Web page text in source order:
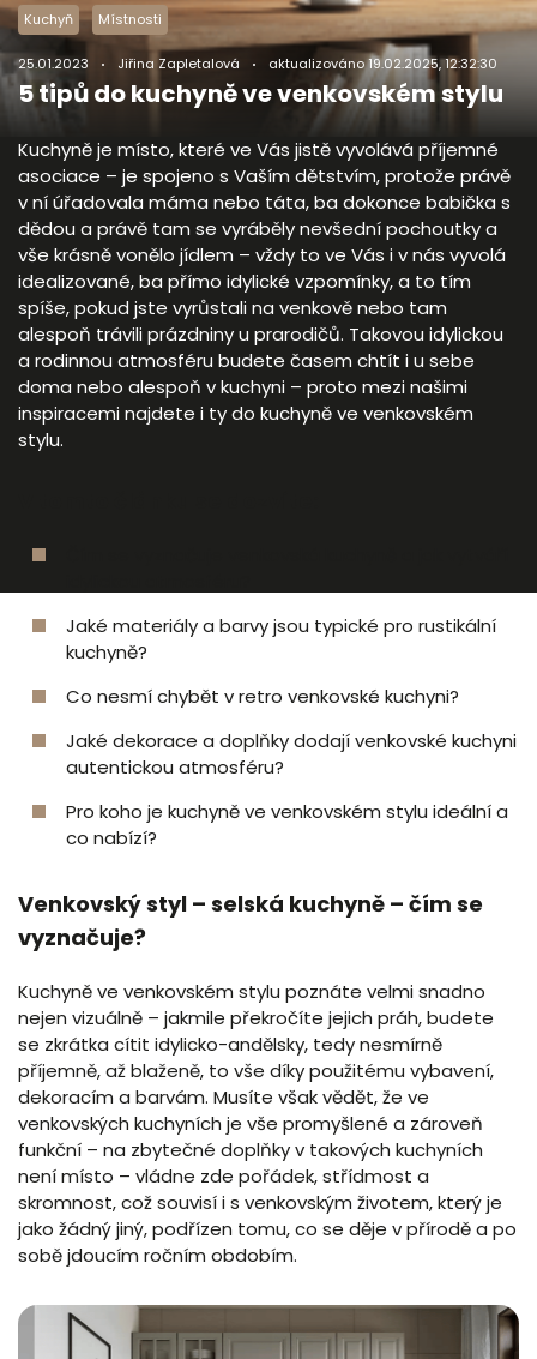
Kuchyň Místnosti
25.01.2023 Jiřina Zapletalová aktualizováno19.02.2025, 12:32:30
5 tipů do kuchyně ve venkovském stylu
Kuchyně je místo, které ve Vás jistě vyvolává příjemné
asociace – je spojeno s Vaším dětstvím, protože právě
v ní úřadovala máma nebo táta, ba dokonce babička s
dědou a právě tam se vyráběly nevšední pochoutky a
vše krásně vonělo jídlem – vždy to ve Vás i v nás vyvolá
idealizované, ba přímo idylické vzpomínky, a to tím
spíše, pokud jste vyrůstali na venkově nebo tam
alespoň trávili prázdniny u prarodičů. Takovou idylickou
a rodinnou atmosféru budete časem chtít i u sebe
doma nebo alespoň v kuchyni – proto mezi našimi
inspiracemi najdete i ty do kuchyně ve venkovském
stylu.
Jaké materiály a barvy jsou typické pro rustikální
kuchyně?
Co nesmí chybět v retro venkovské kuchyni?
Jaké dekorace a doplňky dodají venkovské kuchyni
autentickou atmosféru?
Pro koho je kuchyně ve venkovském stylu ideální a
co nabízí?
Venkovský styl – selská kuchyně – čím se
vyznačuje?
Kuchyně ve venkovském stylu poznáte velmi snadno
nejen vizuálně – jakmile překročíte jejich práh, budete
se zkrátka cítit idylicko-andělsky, tedy nesmírně
příjemně, až blaženě, to vše díky použitému vybavení,
dekoracím a barvám. Musíte však vědět, že ve
venkovských kuchyních je vše promyšlené a zároveň
funkční – na zbytečné doplňky v takových kuchyních
není místo – vládne zde pořádek, střídmost a
skromnost, což souvisí i s venkovským životem, který je
jako žádný jiný, podřízen tomu, co se děje v přírodě a po
sobě jdoucím ročním obdobím.